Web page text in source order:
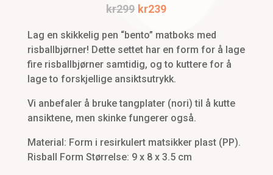
kr299 Original
price
was:
kr299.
kr239Current
price
is:
kr239.
Lag en skikkelig pen “bento” matboks med
risballbjørner! Dette settet har en form for å lage
fire risballbjørner samtidig, og to kuttere for å
lage to forskjellige ansiktsutrykk.
Vi anbefaler å bruke tangplater (nori) til å kutte
ansiktene, men skinke fungerer også.
Material: Form i resirkulert matsikker plast (PP).
Risball Form Størrelse: 9 x 8 x 3.5 cm